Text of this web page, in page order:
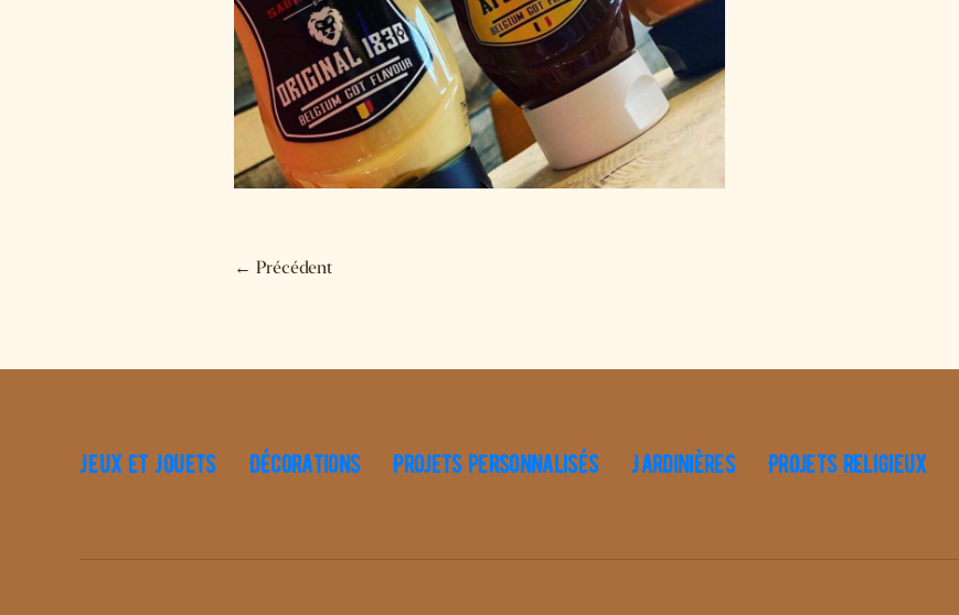
← Précédent
Jeux et Jouets Décorations Projets personnalisés Jardinières Projets religieux